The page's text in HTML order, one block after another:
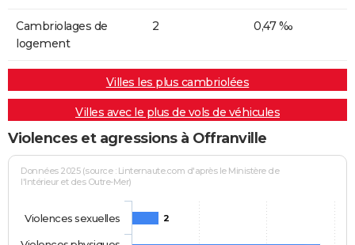
Cambriolages de
logement
2 0,47 ‰
Villes les plus cambriolées
Villes avec le plus de vols de véhicules
Violences et agressions à Offranville
Données 2025 (source : Linternaute.com d'après le Ministère de
l'Intérieur et des Outre-Mer)
2
Violences sexuelles